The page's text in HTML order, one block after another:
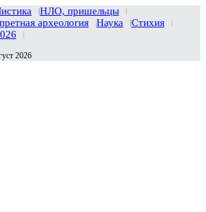
НЛО, пришельцы
археология Наука
Стихия
2026